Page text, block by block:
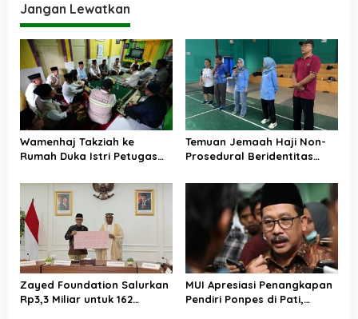
g
a
s
i
p
o
s
Jangan Lewatkan
Wamenhaj Takziah ke
Rumah Duka Istri Petugas
Penghormatan atas
Amanah yang Tetap
Ditunaikan
Temuan Jemaah Haji Non-
Prosedural Beridentitas
Kami Tunggu Arahan Pusat
Zayed Foundation Salurkan
Rp3,3 Miliar untuk 162
MUI Apresiasi Penangkapan
Pendiri Ponpes di Pati,